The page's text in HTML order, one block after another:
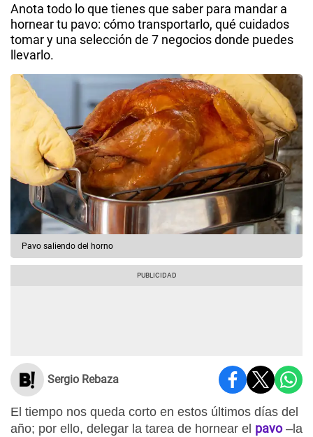
Anota todo lo que tienes que saber para mandar a
hornear tu pavo: cómo transportarlo, qué cuidados
tomar y una selección de 7 negocios donde puedes
llevarlo.
Pavo saliendo del horno
Sergio Rebaza
El tiempo nos queda corto en estos últimos días del
año; por ello, delegar la tarea de hornear el pavo–la